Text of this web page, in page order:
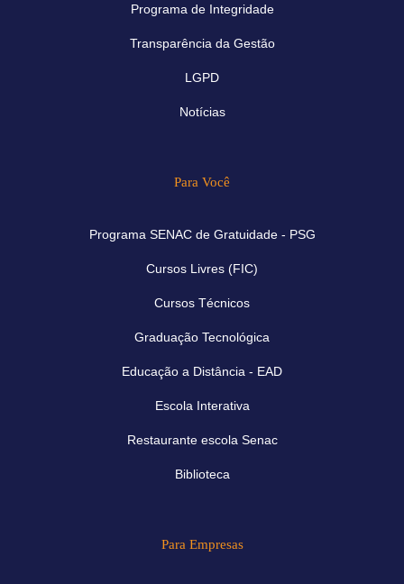
Programa de Integridade
Transparência da Gestão
LGPD
Notícias
Para Você
Programa SENAC de Gratuidade - PSG
Cursos Livres (FIC)
Cursos Técnicos
Graduação Tecnológica
Educação a Distância - EAD
Escola Interativa
Restaurante escola Senac
Biblioteca
Para Empresas